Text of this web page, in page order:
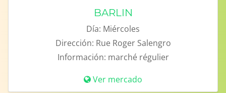
BARLIN
Día: Miércoles
Dirección: Rue Roger Salengro
Información: marché régulier
Ver mercado